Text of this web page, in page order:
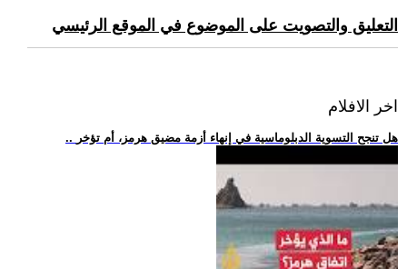
التعليق والتصويت على الموضوع في الموقع الرئيسي
اخر الافلام
.. هل تنجح التسوية الدبلوماسية في إنهاء أزمة مضيق هرمز، أم تؤخر